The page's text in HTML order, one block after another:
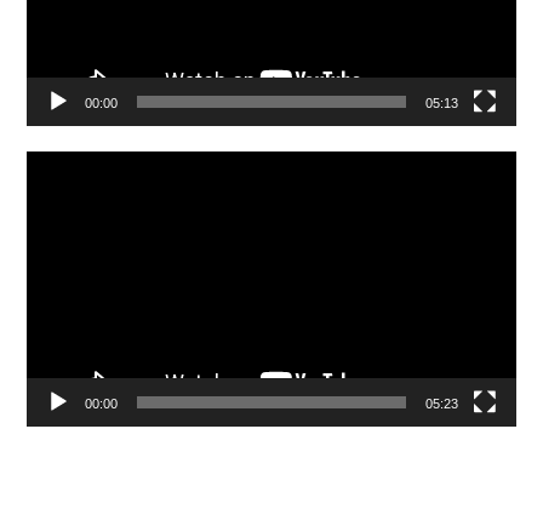
00:00 05:13
00:00 05:23